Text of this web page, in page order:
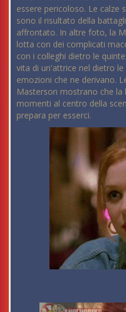
essere pericoloso. Le calze
sono il risultato della
affrontato. In altre foto, la
lotta con dei complicati
con i colleghi dietro le
vita di un'attrice nel dietro
emozioni che ne derivano.
Masterson mostrano che la
momenti al centro della
prepara per esserci.